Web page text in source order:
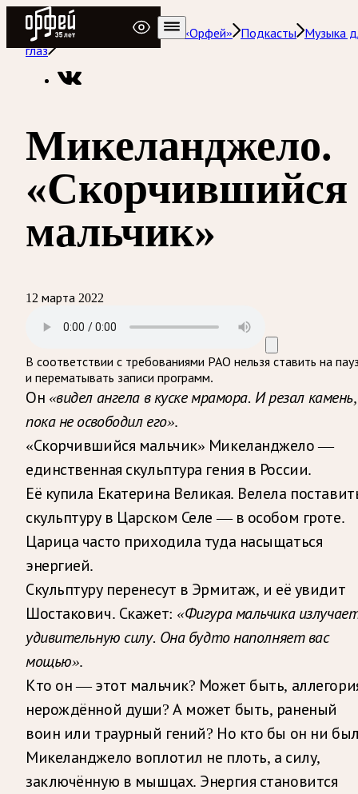
Радио Орфей
Радио классической музыки «Орфей»
Подкасты
Музыка
глаз
Микеланджело.
«Скорчившийся
мальчик»
12 марта 2022
В соответствии с требованиями РАО нельзя ставить на
и перематывать записи программ.
Он «видел ангела в куске мрамора. И резал камень,
пока не освободил его».
«Скорчившийся мальчик» Микеланджело —
единственная скульптура гения в России.
Её купила Екатерина Великая. Велела
скульптуру в Царском Селе — в особом гроте.
Царица часто приходила туда насыщаться
энергией.
Скульптуру перенесут в Эрмитаж, и её увидит
Шостакович. Скажет: «Фигура мальчика
удивительную силу. Она будто наполняет вас
мощью».
Кто он — этот мальчик? Может быть,
нерождённой души? А может быть, раненый
воин или траурный гений? Но кто бы он ни
Микеланджело воплотил не плоть, а силу,
заключённую в мышцах. Энергия становится